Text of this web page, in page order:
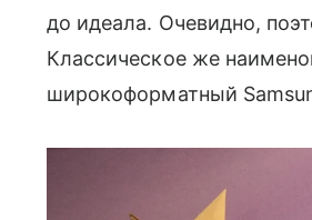
до идеала. Очевидно,
Классическое же
широкоформатный